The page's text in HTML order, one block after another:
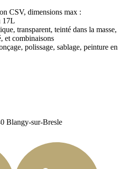
CSV, dimensions max :
17L
transparent, teinté dans la masse,
et combinaisons
polissage, sablage, peinture en
Blangy-sur-Bresle